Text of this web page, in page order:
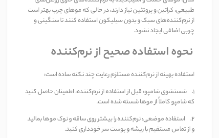
طبیعی، کراتین و پروتئین نیاز دارند، در حالی که موهای چرب بهتر است
از نرم‌کننده‌های سبک و بدون سیلیکون استفاده کنند تا سنگینی و
چربی اضافی ایجاد نشود.
نحوه استفاده صحیح از نرم‌کننده
استفاده بهینه از نرم‌کننده مستلزم رعایت چند نکته ساده است:
1.
شستشوی شامپو:قبل از استفاده از نرم‌کننده، اطمینان حاصل کنید
که شامپو کاملاً از موها شسته شده است.
2.
استفاده موضعی:نرم‌کننده را بیشتر روی ساقه و نوک موها بمالید
و از تماس مستقیم با ریشه و پوست سر خودداری کنید.